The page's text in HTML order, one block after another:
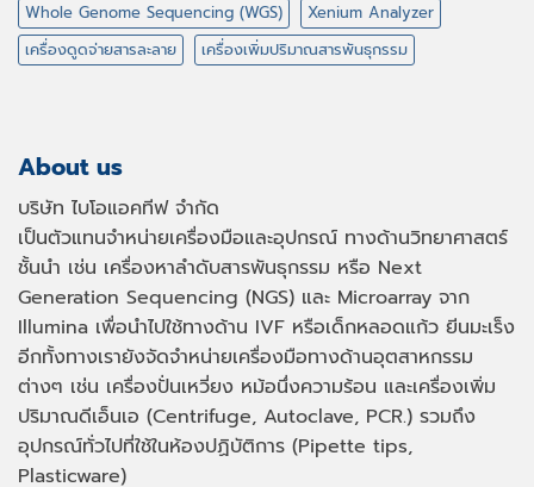
Whole Genome Sequencing (WGS)
Xenium Analyzer
เครื่องดูดจ่ายสารละลาย
เครื่องเพิ่มปริมาณสารพันธุกรรม
About us
บริษัท ไบโอแอคทีฟ จำกัด
เป็นตัวแทนจำหน่ายเครื่องมือและอุปกรณ์ ทางด้านวิทยาศาสตร์
ชั้นนำ เช่น เครื่องหาลำดับสารพันธุกรรม หรือ Next
Generation Sequencing (NGS) และ Microarray จาก
Illumina เพื่อนำไปใช้ทางด้าน IVF หรือเด็กหลอดแก้ว ยีนมะเร็ง
อีกทั้งทางเรายังจัดจำหน่ายเครื่องมือทางด้านอุตสาหกรรม
ต่างๆ เช่น เครื่องปั่นเหวี่ยง หม้อนึ่งความร้อน และเครื่องเพิ่ม
ปริมาณดีเอ็นเอ (Centrifuge, Autoclave, PCR.) รวมถึง
อุปกรณ์ทั่วไปที่ใช้ในห้องปฏิบัติการ (Pipette tips,
Plasticware)